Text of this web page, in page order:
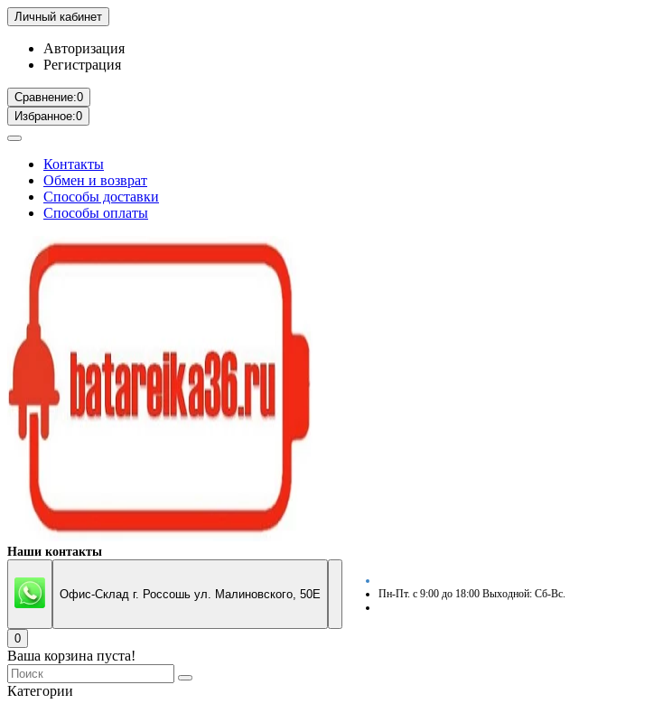
Личный кабинет
Авторизация
Регистрация
Сравнение:0
Избранное:0
Контакты
Обмен и возврат
Способы доставки
Способы оплаты
Наши контакты
Офис-Склад г. Россошь ул. Малиновского, 50Е Пн-Пт. с 9:00 до 18:00 Выходной: Сб-Вс.
0
Ваша корзина пуста!
Категории